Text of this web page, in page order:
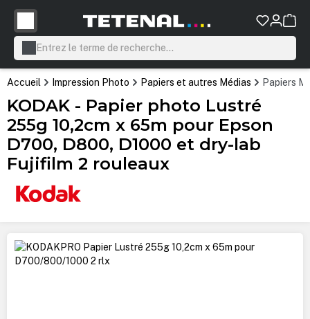
principal
Accueil Impression Photo Papiers et autres Médias Papiers
KODAK - Papier photo Lustré
255g 10,2cm x 65m pour Epson
D700, D800, D1000 et dry-lab
Fujifilm 2 rouleaux
Ignorer la galerie d'images